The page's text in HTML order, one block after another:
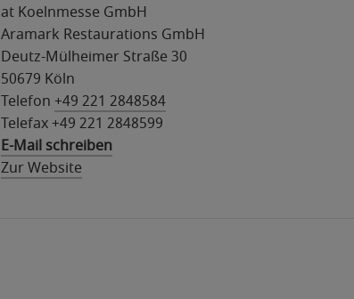
at Koelnmesse GmbH
Aramark Restaurations GmbH
Deutz-Mülheimer Straße 30
50679 Köln
Telefon +49 221 2848584
Telefax +49 221 2848599
E-Mail schreiben
Zur Website